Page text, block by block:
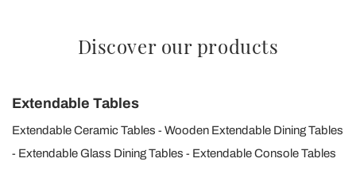
Discover our products
Extendable Tables
Extendable Ceramic Tables
Wooden Extendable Dining Tables
Extendable Glass Dining Tables
Extendable Console Tables